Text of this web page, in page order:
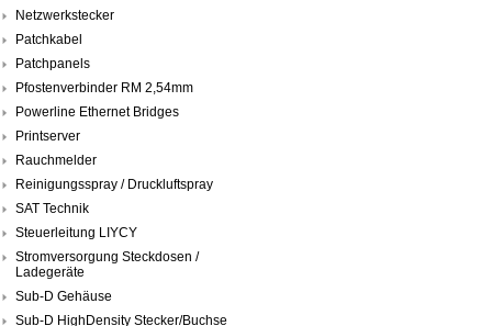
Netzwerkstecker
Patchkabel
Patchpanels
Pfostenverbinder RM 2,54mm
Powerline Ethernet Bridges
Printserver
Rauchmelder
Reinigungsspray / Druckluftspray
SAT Technik
Steuerleitung LIYCY
Stromversorgung Steckdosen /
Ladegeräte
Sub-D Gehäuse
Sub-D HighDensity Stecker/Buchse